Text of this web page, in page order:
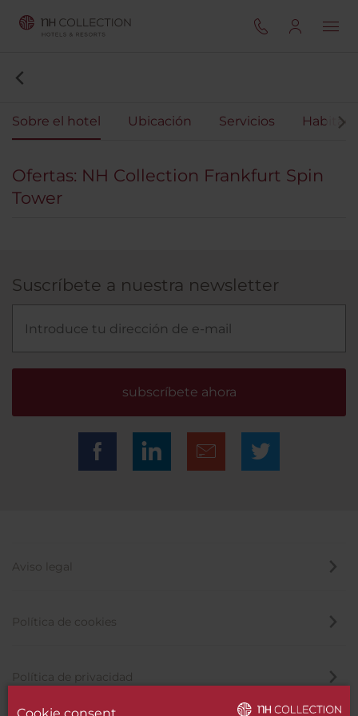
Sobre el hotel Ubicación Servicios
Ofertas: NH Collection Frankfurt Spin
Tower
Suscríbete a nuestra newsletter
subscríbete ahora
Aviso legal
Política de cookies
Política de privacidad
Cookie consent